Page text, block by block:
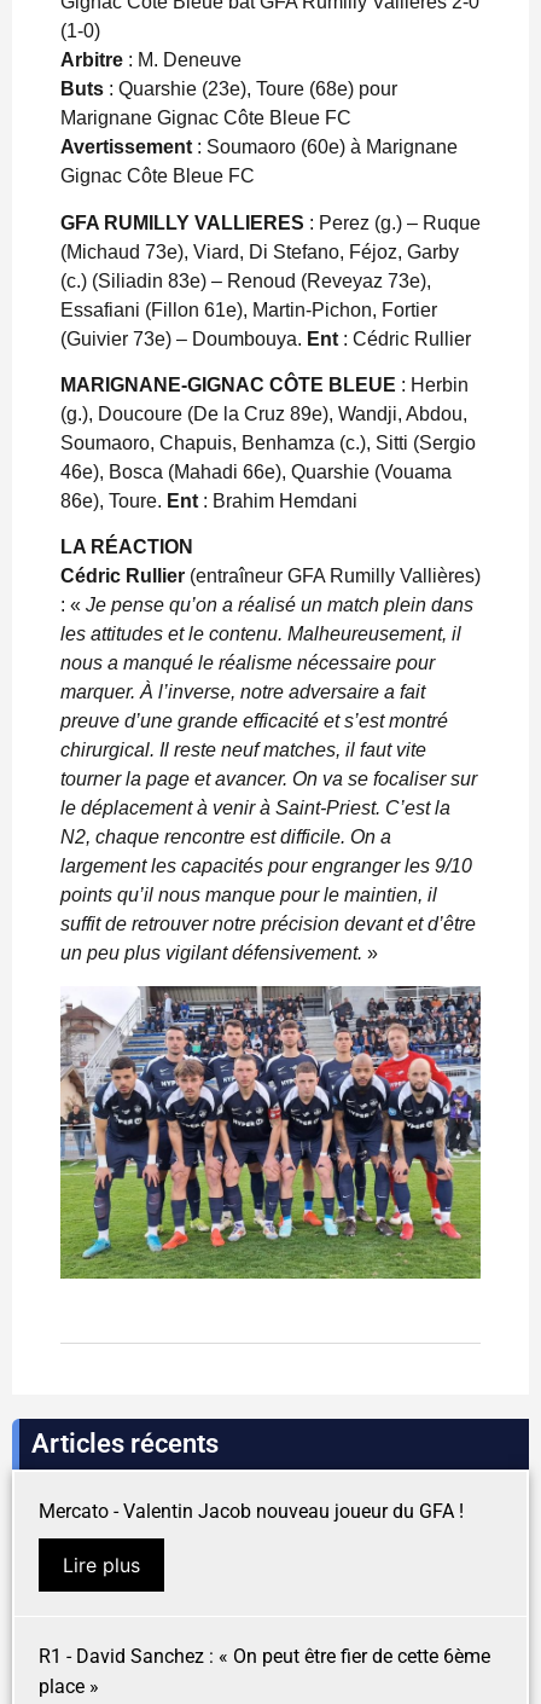
(1-0)
Arbitre : M. Deneuve
Buts : Quarshie (23e), Toure (68e) pour
Marignane Gignac Côte Bleue FC
Avertissement : Soumaoro (60e) à Marignane
Gignac Côte Bleue FC
GFA RUMILLY VALLIERES : Perez (g.) – Ruque
(Michaud 73e), Viard, Di Stefano, Féjoz, Garby
(c.) (Siliadin 83e) – Renoud (Reveyaz 73e),
Essafiani (Fillon 61e), Martin-Pichon, Fortier
(Guivier 73e) – Doumbouya. Ent : Cédric Rullier
MARIGNANE-GIGNAC CÔTE BLEUE : Herbin
(g.), Doucoure (De la Cruz 89e), Wandji, Abdou,
Soumaoro, Chapuis, Benhamza (c.), Sitti (Sergio
46e), Bosca (Mahadi 66e), Quarshie (Vouama
86e), Toure. Ent : Brahim Hemdani
LA RÉACTION
Cédric Rullier (entraîneur GFA Rumilly Vallières)
: « Je pense qu’on a réalisé un match plein dans
les attitudes et le contenu. Malheureusement, il
nous a manqué le réalisme nécessaire pour
marquer. À l’inverse, notre adversaire a fait
preuve d’une grande efficacité et s’est montré
chirurgical. Il reste neuf matches, il faut vite
tourner la page et avancer. On va se focaliser sur
le déplacement à venir à Saint-Priest. C’est la
N2, chaque rencontre est difficile. On a
largement les capacités pour engranger les 9/10
points qu’il nous manque pour le maintien, il
suffit de retrouver notre précision devant et d’être
un peu plus vigilant défensivement. »
Articles récents
Mercato - Valentin Jacob nouveau joueur du GFA !
Lire plus
R1 - David Sanchez : « On peut être fier de cette 6ème
place »